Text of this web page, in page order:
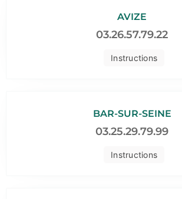
Instructions
AVIZE
03.26.57.79.22
Instructions
BAR-SUR-SEINE
03.25.29.79.99